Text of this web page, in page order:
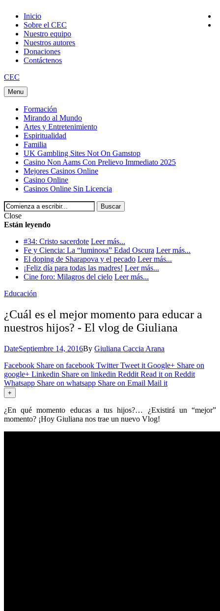
Inicio
Sobre el CEC
Nuestro equipo
Nuestros autores
Donaciones
Contáctenos
CEC
Menu
Formación
Mirando al Mundo
Artes y Entretenimiento
Espiritualidad
Familia
UK Gambling Sites Not On Gamstop
Casino Non Aams Con Prelievo Immediato 2025
Mejores Casinos Online
Casino Online
Casinos Online Sin Licencia
Close
Están leyendo
#34: Cristo sacerdote Leer más...
Fe y Ciencia: La “luminosa” Edad Oscura Leer más...
El doping de Sharapova y el pecado Leer más...
¡Feliz día para todas las madres! Leer más...
Cine foro: Milagros del cielo Leer más...
Educación
¿Cuál es el mejor momento para educar a
nuestros hijos? - El vlog de Giuliana
DateSeptiembre 14, 2016By Giuliana Caccia Arana
Facebook Share on facebook Twitter Tweet it Google+ Share on
google+ Linkedin Share on linkedin Reddit Read it on Reddit
Whatsapp Share on whatsapp Share on Email Mail it
+
¿En qué momento educas a tus hijos?… ¿Existirá un “mejor”
momento? ¡Hoy Giuliana nos trae un nuevo Vlog!